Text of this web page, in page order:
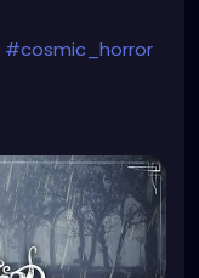
#cosmic_horror